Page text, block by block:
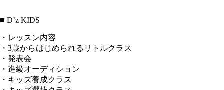
■ D’z KIDS
・レッスン内容
・3歳からはじめられるリトルクラス
・発表会
・進級オーディション
・キッズ養成クラス